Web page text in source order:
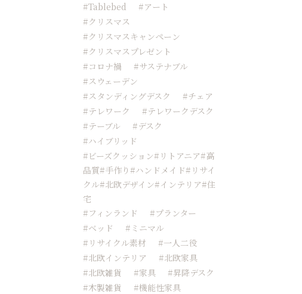
#tablebed
#アート
#クリスマス
#クリスマスキャンペーン
#クリスマスプレゼント
#コロナ禍
#サステナブル
#スウェーデン
#スタンディングデスク
#チェア
#テレワーク
#テレワークデスク
#テーブル
#デスク
#ハイブリッド
#ビーズクッション#リトアニア#高
品質#手作り#ハンドメイド#リサイ
クル#北欧デザイン#インテリア#住
宅
#フィンランド
#プランター
#ベッド
#ミニマル
#リサイクル素材
#一人二役
#北欧インテリア
#北欧家具
#北欧雑貨
#家具
#昇降デスク
#木製雑貨
#機能性家具